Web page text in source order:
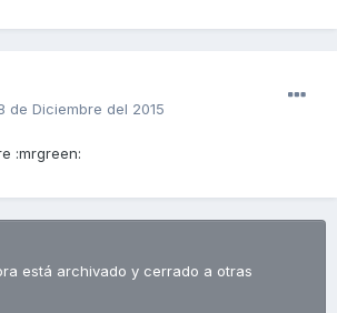
de Diciembre del 2015
:mrgreen:
está archivado y cerrado a otras